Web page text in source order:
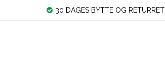
30 DAGES BYTTE OG RETURRET